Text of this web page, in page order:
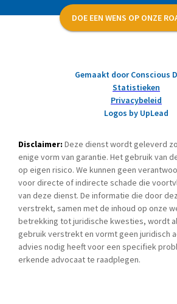
DOE EEN WENS OP ONZE
Gemaakt door Conscious
Statistieken
Privacybeleid
Logos by UpLead
Disclaimer: Deze dienst wordt geleverd
enige vorm van garantie. Het gebruik van
op eigen risico. We kunnen geen
voor directe of indirecte schade die
van deze dienst. De informatie die door
verstrekt, samen met de inhoud op onze
betrekking tot juridische kwesties, wordt
gebruik verstrekt en vormt geen juridisch
advies nodig heeft voor een specifiek
erkende advocaat te raadplegen.